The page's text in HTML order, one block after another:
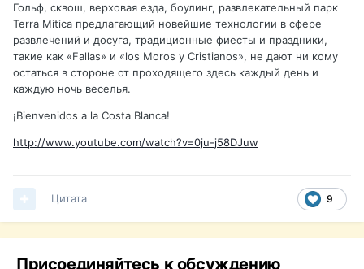
Гольф, сквош, верховая езда, боулинг, развлекательный парк
Terra Mitica предлагающий новейшие технологии в сфере
развлечений и досуга, традиционные фиесты и праздники,
такие как «Fallas» и «los Moros y Cristianos», не дают ни кому
остаться в стороне от проходящего здесь каждый день и
каждую ночь веселья.
¡Bienvenidos a la Costa Blanca!
http://www.youtube.com/watch?v=0ju-j58DJuw
9
Цитата
Присоединяйтесь к обсуждению